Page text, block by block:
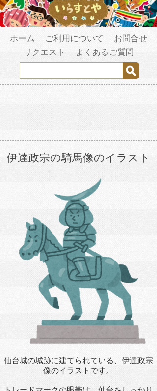
ホーム ご利用について
お問合せ
リクエスト
よくあるご質問
伊達政宗の騎馬像のイラスト
仙台城の城跡に建てられている、伊達政宗
像のイラストです。